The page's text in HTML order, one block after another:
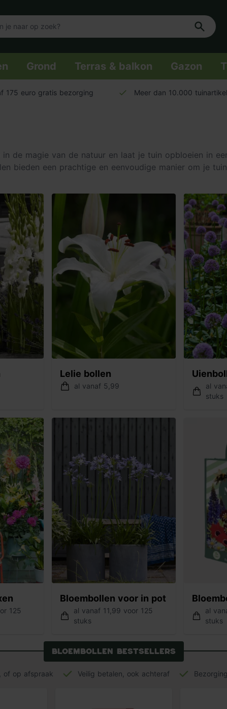
Grond Terras & balkon Gazon
175 euro gratis bezorging Meer dan 10.000
de magie van de natuur en laat je tuin opbloeien in
bieden een prachtige en eenvoudige manier om je
Lelie bollen
al vanaf 5,99
al
stuks
125
Bloembollen voor in pot
al vanaf 11,99 voor 125
stuks
al
stuks
Bloembollen bestsellers
of op afspraak Veilig betalen, ook achteraf